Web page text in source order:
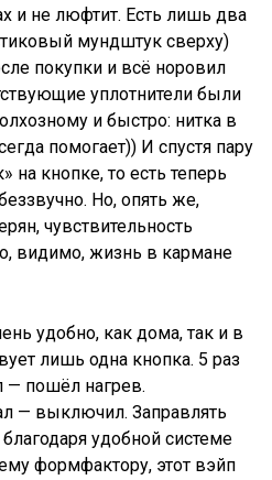
и не люфтит. Есть лишь два
мундштук сверху)
покупки и всё норовил
уплотнители были
и быстро: нитка в
помогает)) И спустя пару
на кнопке, то есть теперь
Но, опять же,
чувствительность
видимо, жизнь в кармане
удобно, как дома, так и в
лишь одна кнопка. 5 раз
пошёл нагрев.
— выключил. Заправлять
удобной системе
формфактору, этот вэйп